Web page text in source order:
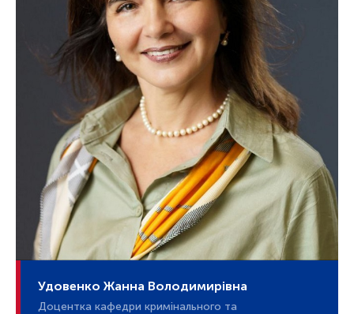
Удовенко Жанна Володимирівна
Доцентка кафедри кримінального та